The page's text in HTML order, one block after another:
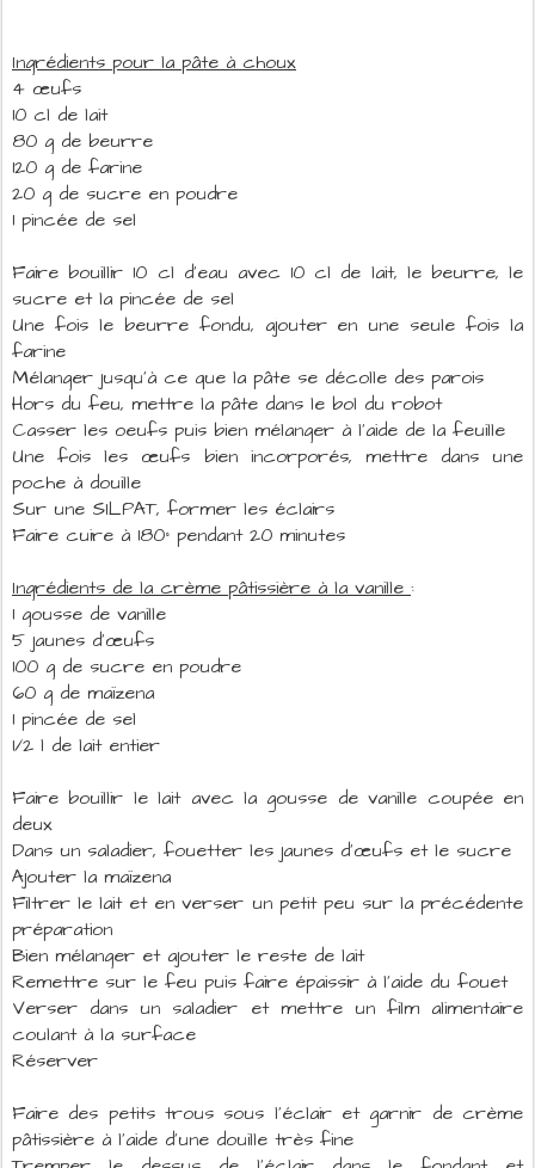
Ingrédients pour la pâte à choux
4 œufs
10 cl de lait
80 g de beurre
120 g de farine
20 g de sucre en poudre
1 pincée de sel
Faire bouillir 10 cl d'eau avec 10 cl de lait, le beurre, le
sucre et la pincée de sel
Une fois le beurre fondu, ajouter en une seule fois la
farine
Mélanger jusqu'à ce que la pâte se décolle des parois
Hors du feu, mettre la pâte dans le bol du robot
Casser les oeufs puis bien mélanger à l'aide de la feuille
Une fois les œufs bien incorporés, mettre dans une
poche à douille
Sur une SILPAT, former les éclairs
Faire cuire à 180° pendant 20 minutes
Ingrédients de la crème pâtissière à la vanille :
1 gousse de vanille
5 jaunes d’œufs
100 g de sucre en poudre
60 g de maïzena
1 pincée de sel
1/2 l de lait entier
Faire bouillir le lait avec la gousse de vanille coupée en
deux
Dans un saladier, fouetter les jaunes d’œufs et le sucre
Ajouter la maïzena
Filtrer le lait et en verser un petit peu sur la précédente
préparation
Bien mélanger et ajouter le reste de lait
Remettre sur le feu puis faire épaissir à l'aide du fouet
Verser dans un saladier et mettre un film alimentaire
coulant à la surface
Réserver
Faire des petits trous sous l'éclair et garnir de crème
pâtissière à l'aide d'une douille très fine